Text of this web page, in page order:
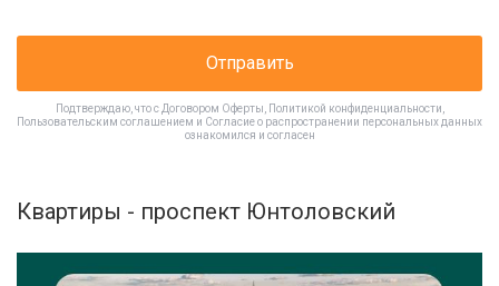
Отправить
Подтверждаю, что с Договором Оферты Политикой конфиденциальности
Пользовательским соглашением и Согласие о распространении персональных данных
ознакомился и согласен
Квартиры - проспект Юнтоловский